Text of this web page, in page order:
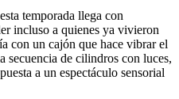
temporada llega con
incluso a quienes ya vivieron
con un cajón que hace vibrar el
secuencia de cilindros con luces,
a un espectáculo sensorial